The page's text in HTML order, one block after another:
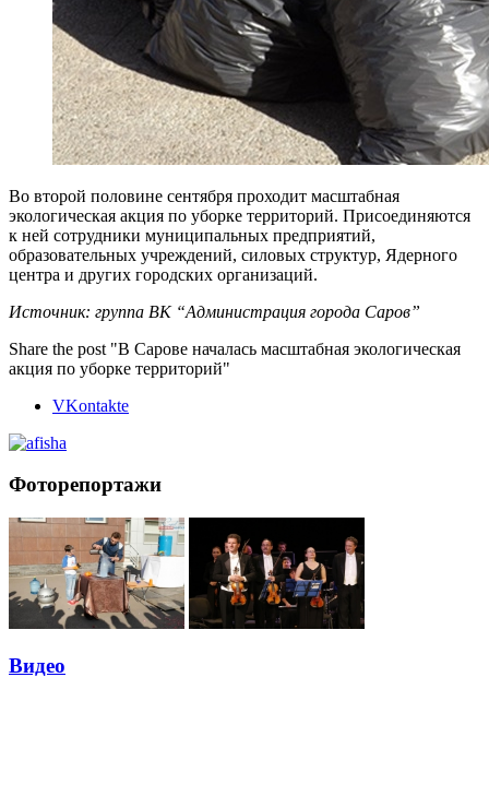
Во второй половине сентября проходит масштабная
экологическая акция по уборке территорий. Присоединяются
к ней сотрудники муниципальных предприятий,
образовательных учреждений, силовых структур, Ядерного
центра и других городских организаций.
Источник: группа ВК “Администрация города Саров”
Share the post "В Сарове началась масштабная экологическая
акция по уборке территорий"
VKontakte
Фоторепортажи
Видео